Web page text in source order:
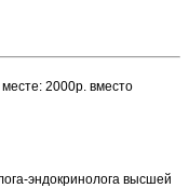
2000р. вместо
эндокринолога высшей